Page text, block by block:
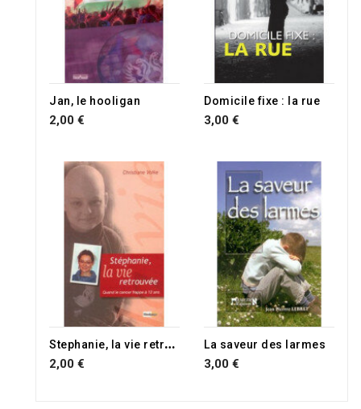
Jan, le hooligan
2,00 €
Domicile fixe : la rue
3,00 €
S
tephanie, la vie retrouvée
2,00 €
La saveur des larmes
3,00 €